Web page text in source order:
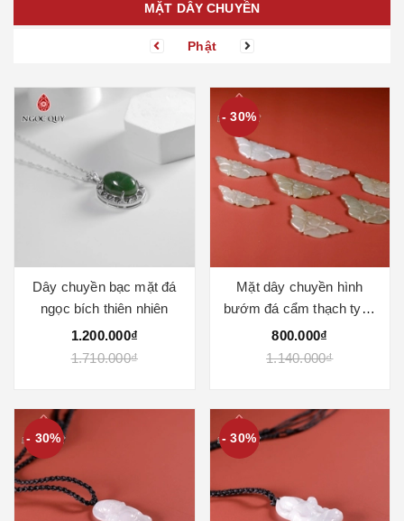
MẶT DÂY CHUYỀN
Phật
Dây chuyền bạc mặt đá
ngọc bích thiên nhiên
1.200.000₫
1.710.000₫
- 30%
Mặt dây chuyền hình
bướm đá cẩm thạch type
A chất nếp băng 36x18mm
800.000₫
1.140.000₫
- 30% - 30%